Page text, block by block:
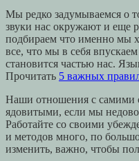
Мы редко задумываемся о
звуки нас окружают и еще
подбираем что именно мы
все, что мы в себя
становится частью нас.
Прочитать 5 важных
Наши отношения с самими
ядовитыми, если мы
Работайте со своими
и методов много, по
изменить, важно, чтобы